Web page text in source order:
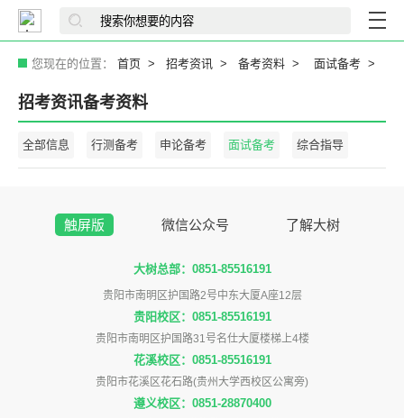
您现在的位置： 首页 招考资讯 备考资料 面试备考
招考资讯备考资料
全部信息 行测备考 申论备考 面试备考 综合指导
触屏版 微信公众号 了解大树
大树总部：0851-85516191
贵阳市南明区护国路2号中东大厦A座12层
贵阳校区：0851-85516191
贵阳市南明区护国路31号名仕大厦楼梯上4楼
花溪校区：0851-85516191
贵阳市花溪区花石路(贵州大学西校区公寓旁)
遵义校区：0851-28870400